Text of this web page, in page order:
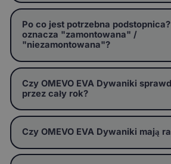
Po co jest potrzebna
oznacza "zamontowana" /
"niezamontowana"?
Czy OMEVO EVA Dywaniki
przez cały rok?
Czy OMEVO EVA Dywaniki mają